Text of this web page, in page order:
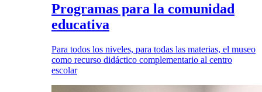
Programas para la comunidad
educativa
Para todos los niveles, para todas las materias, el museo
como recurso didáctico complementario al centro
escolar